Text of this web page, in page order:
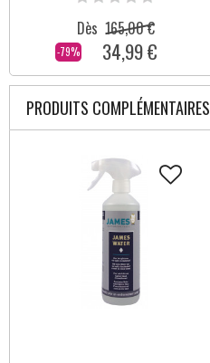
-79%
Dès 165,00 €
34,99 €
PRODUITS COMPLÉMENTAIRES